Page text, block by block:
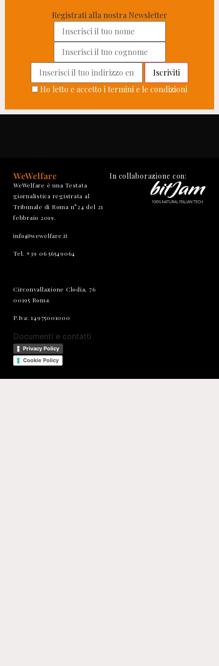
Registrati alla nostra Newsletter
Ho letto e accetto i termini e le condizioni
WeWelfare
WeWelfare è una Testata
giornalistica registrata al
Tribunale di Roma n°24 del 21
febbraio 2019.
info@wewelfare.it
Tel. +39 06 56549064
Circonvallazione Clodia, 76
00195 Roma
P.Iva: 14975001000
Documenti e contatti
Privacy Policy
Cookie Policy
In collaborazione con: